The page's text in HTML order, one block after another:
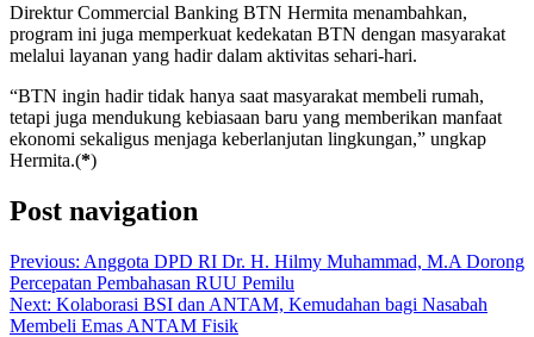
Direktur Commercial Banking BTN Hermita menambahkan,
program ini juga memperkuat kedekatan BTN dengan masyarakat
melalui layanan yang hadir dalam aktivitas sehari-hari.
“BTN ingin hadir tidak hanya saat masyarakat membeli rumah,
tetapi juga mendukung kebiasaan baru yang memberikan manfaat
ekonomi sekaligus menjaga keberlanjutan lingkungan,” ungkap
Hermita.(*)
Post navigation
Previous: Anggota DPD RI Dr. H. Hilmy Muhammad, M.A Dorong
Percepatan Pembahasan RUU Pemilu
Next: Kolaborasi BSI dan ANTAM, Kemudahan bagi Nasabah
Membeli Emas ANTAM Fisik